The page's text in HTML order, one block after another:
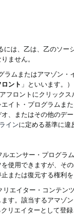
は、乙は、乙のソー
ません。
ムまたはアマゾン・
ント 」といいます。
フロントにクリック
イト・プログラム
、またはその他のデ
インに定める基準に違
エンサー・プログラ
使用できますが、そ
または復元する権利
エイター・コンテン
す。該当するアマゾ
リエイターとして登